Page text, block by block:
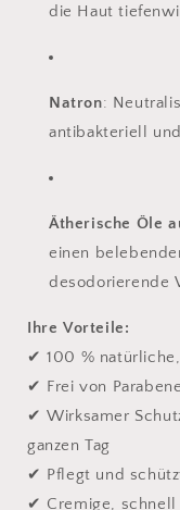
die Haut
Natron:
antibakteriell
Ätherische Öle
einen
desodorierende
Ihre Vorteile:
✔ 100 %
✔ Frei von
✔ Wirksamer
ganzen Tag
✔ Pflegt und
✔ Cremige, schnell